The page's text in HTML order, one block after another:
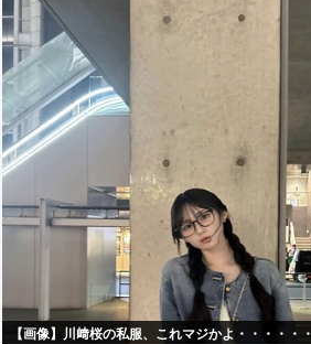
【画像】川﨑桜の私服、これマジかよ・・・・・・